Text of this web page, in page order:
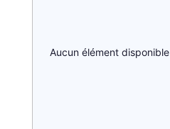
Aucun élément disponible